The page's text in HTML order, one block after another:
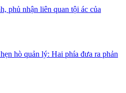
phủ nhận liên quan tội ác của
hò quản lý: Hai phía đưa ra phản